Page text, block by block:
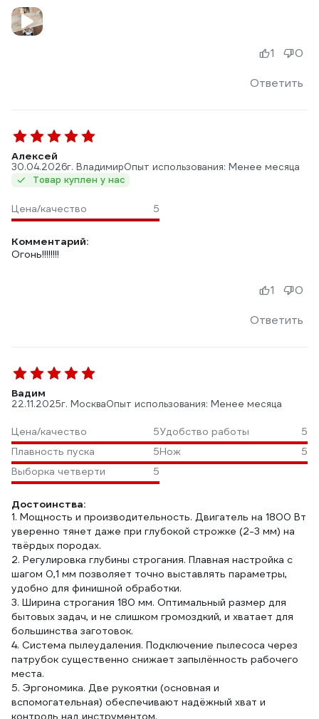
Ответить
1 0
Алексей
30.04.2026г. ВладимирОпыт использования: Менее месяца
Товар куплен у нас
Цена/качество 5
Комментарий:
Огонь!!!!!!!!
Ответить
1 0
Вадим
22.11.2025г. МоскваОпыт использования: Менее месяца
Цена/качество 5Удобство работы
5
Плавность пуска
5Нож
5
Выборка четверти
5
Достоинства:
1. Мощность и производительность. Двигатель на 1800 Вт
уверенно тянет даже при глубокой строжке (2-3 мм) на
твёрдых породах.
2. Регулировка глубины строгания. Плавная настройка с
шагом 0,1 мм позволяет точно выставлять параметры,
удобно для финишной обработки.
3. Ширина строгания 180 мм. Оптимальный размер для
бытовых задач, и не слишком громоздкий, и хватает для
большинства заготовок.
4. Система пылеудаления. Подключение пылесоса через
патрубок существенно снижает запылённость рабочего
места.
5. Эргономика. Две рукоятки (основная и
вспомогательная) обеспечивают надёжный хват и
контроль над инструментом.